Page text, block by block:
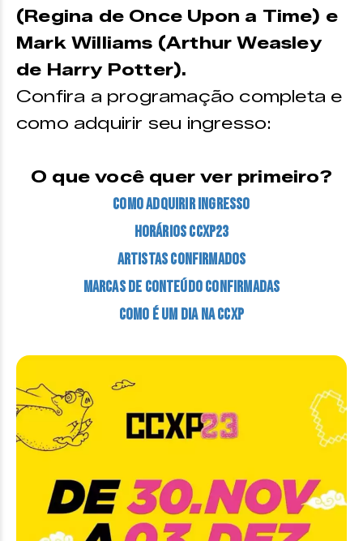
(Regina de Once Upon a Time) e
Mark Williams (Arthur Weasley
de Harry Potter).
Confira a programação completa e
como adquirir seu ingresso:
O que você quer ver primeiro?
Como adquirir ingresso
Horários CCXP23
Artistas Confirmados
Marcas de conteúdo confirmadas
Como é um dia na CCXP